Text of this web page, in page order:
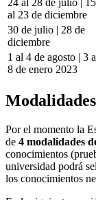
al 23 de diciembre
30 de julio | 28 de
diciembre
1 al 4 de agosto | 3
8 de enero 2023
Por el momento la
de 4 modalidades
conocimientos
universidad podrá
los conocimientos